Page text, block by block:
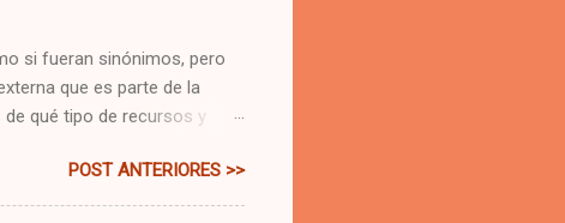
si fueran sinónimos, pero
que es parte de la
qué tipo de recursos y
que proporcionen
tipos de recursos
POST ANTERIORES >>